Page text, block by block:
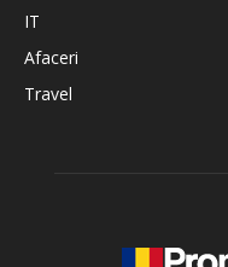
IT
Afaceri
Travel